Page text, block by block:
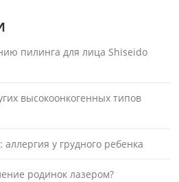
пилинга для лица Shiseido
высокоонкогенных типов
у грудного ребенка
родинок лазером?